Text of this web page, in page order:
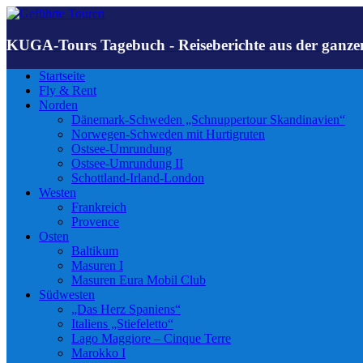
KUGA-Tours Tagebuch - Reiseberichte aus der
Startseite
Fly & Rent
Norden
Dänemark-Schweden „Schnuppertour Skandinavien“
Norwegen-Schweden mit Hurtigruten
Ostsee-Umrundung
Ostsee-Umrundung II
Schottland-Irland-London
Westen
Frankreich
Provence
Osten
Baltikum
Masuren I
Masuren Eura Mobil Club
Südwesten
„Das Herz Spaniens“
Italiens „Stiefeletto“
Lago Maggiore – Cinque Terre
Marokko I